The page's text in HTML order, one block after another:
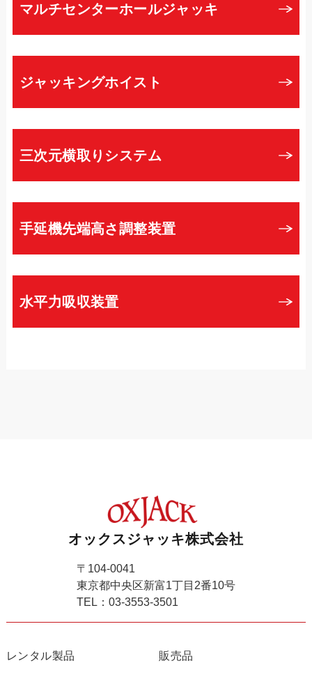
マルチセンターホールジャッキ
ジャッキングホイスト
三次元横取りシステム
手延機先端高さ調整装置
水平力吸収装置
オックスジャッキ株式会社
〒104-0041
東京都中央区新富1丁目2番10号
TEL：03-3553-3501
レンタル製品 販売品